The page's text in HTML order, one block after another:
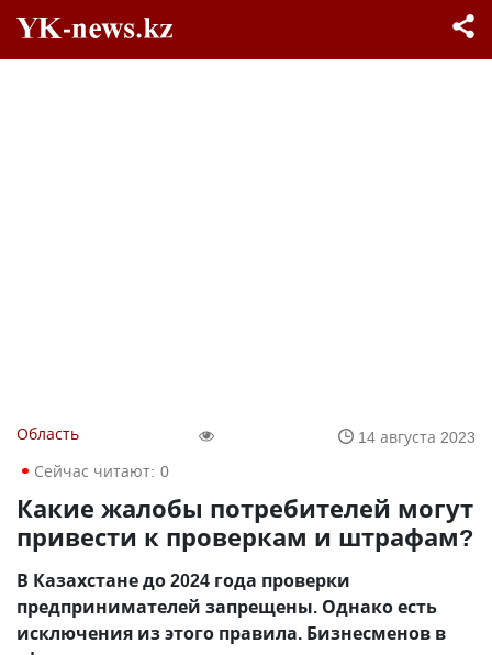
Область
14 августа 2023
Сейчас читают: 0
Какие жалобы потребителей могут
привести к проверкам и штрафам?
В Казахстане до 2024 года проверки
предпринимателей запрещены. Однако есть
исключения из этого правила. Бизнесменов в